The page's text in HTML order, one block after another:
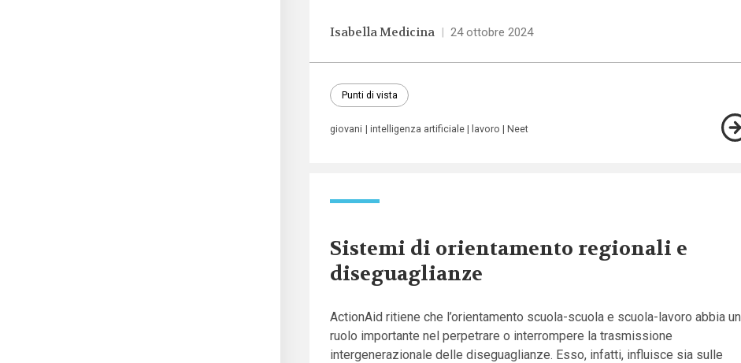
Isabella Medicina | 24 ottobre 2024
Punti di vista
giovani intelligenza artificiale lavoro Neet
Sistemi di orientamento regionali e
diseguaglianze
ActionAid ritiene che l’orientamento scuola-scuola e scuola-lavoro abbia un
ruolo importante nel perpetrare o interrompere la trasmissione
intergenerazionale delle diseguaglianze. Esso, infatti, influisce sia sulle